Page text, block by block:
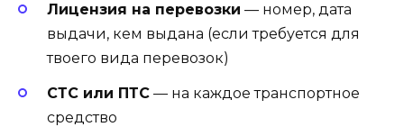
Лицензия на перевозки — номер, дата
выдачи, кем выдана (если требуется для
твоего вида перевозок)
СТС или ПТС — на каждое транспортное
средство